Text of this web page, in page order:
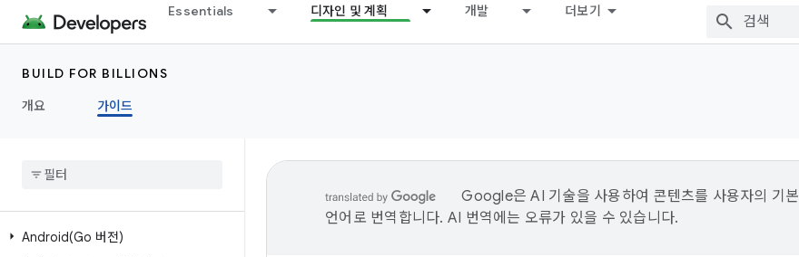
Essentials 디자인 및 계획 개발 더보기
BUILD FOR BILLIONS
개요
가이드
Android(Go 버전)
Google은 AI 기술을 사용하여 콘텐츠를 사용자의 기본
언어로 번역합니다. AI 번역에는 오류가 있을 수 있습니다.